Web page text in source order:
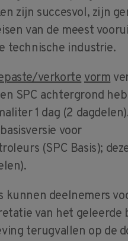
zijn succesvol, zijn
van de meest
technische industrie.
verkortevorm
SPC achtergrond
1 dag (2
voor
(SPC Basis);
kunnen deelnemers
van het geleerde
terugvallen op de